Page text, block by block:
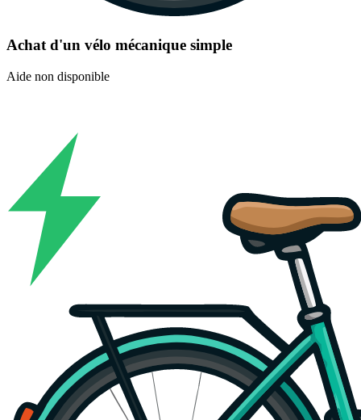
Achat d'un vélo mécanique simple
Aide non disponible